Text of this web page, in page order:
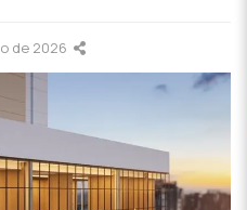
de 2026